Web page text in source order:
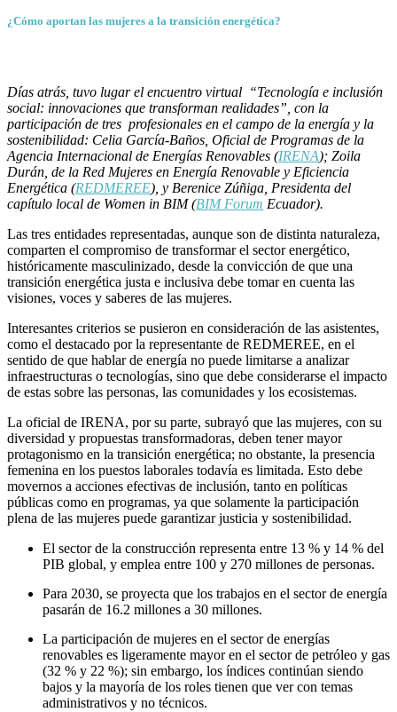
¿Cómo aportan las mujeres a la transición energética?
Días atrás, tuvo lugar el encuentro virtual “Tecnología e inclusión
social: innovaciones que transforman realidades”, con la
participación de tres profesionales en el campo de la energía y la
sostenibilidad: Celia García-Baños, Oficial de Programas de la
Agencia Internacional de Energías Renovables (IRENA); Zoila
Durán, de la Red Mujeres en Energía Renovable y Eficiencia
Energética (REDMEREE), y Berenice Zúñiga, Presidenta del
capítulo local de Women in BIM (BIM Forum Ecuador).
Las tres entidades representadas, aunque son de distinta naturaleza,
comparten el compromiso de transformar el sector energético,
históricamente masculinizado, desde la convicción de que una
transición energética justa e inclusiva debe tomar en cuenta las
visiones, voces y saberes de las mujeres.
Interesantes criterios se pusieron en consideración de las asistentes,
como el destacado por la representante de REDMEREE, en el
sentido de que hablar de energía no puede limitarse a analizar
infraestructuras o tecnologías, sino que debe considerarse el impacto
de estas sobre las personas, las comunidades y los ecosistemas.
La oficial de IRENA, por su parte, subrayó que las mujeres, con su
diversidad y propuestas transformadoras, deben tener mayor
protagonismo en la transición energética; no obstante, la presencia
femenina en los puestos laborales todavía es limitada. Esto debe
movernos a acciones efectivas de inclusión, tanto en políticas
públicas como en programas, ya que solamente la participación
plena de las mujeres puede garantizar justicia y sostenibilidad.
El sector de la construcción representa entre 13 % y 14 % del
PIB global, y emplea entre 100 y 270 millones de personas.
Para 2030, se proyecta que los trabajos en el sector de energía
pasarán de 16.2 millones a 30 millones.
La participación de mujeres en el sector de energías
renovables es ligeramente mayor en el sector de petróleo y gas
(32 % y 22 %); sin embargo, los índices continúan siendo
bajos y la mayoría de los roles tienen que ver con temas
administrativos y no técnicos.